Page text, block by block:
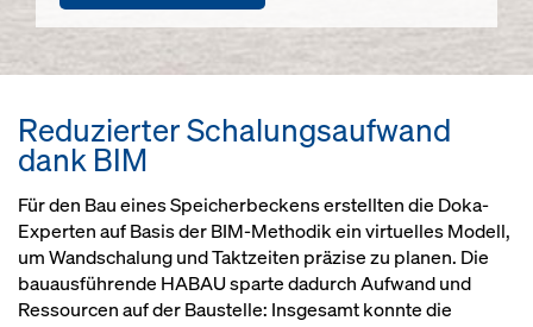
Reduzierter Schalungsaufwand
dank BIM
Für den Bau eines Speicherbeckens erstellten die Doka-
Experten auf Basis der BIM-Methodik ein virtuelles Modell,
um Wandschalung und Taktzeiten präzise zu planen. Die
bauausführende HABAU sparte dadurch Aufwand und
Ressourcen auf der Baustelle: Insgesamt konnte die